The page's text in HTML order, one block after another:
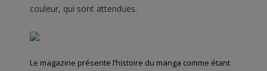
couleur, qui sont attendues.
Le magazine présente l’histoire du manga comme étant